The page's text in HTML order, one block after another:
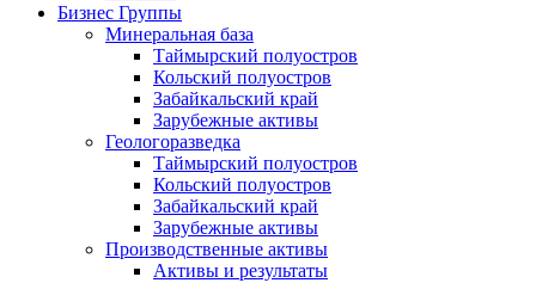
Бизнес Группы
Минеральная база
Таймырский полуостров
Кольский полуостров
Забайкальский край
Зарубежные активы
Геологоразведка
Таймырский полуостров
Кольский полуостров
Забайкальский край
Зарубежные активы
Производственные активы
Активы и результаты